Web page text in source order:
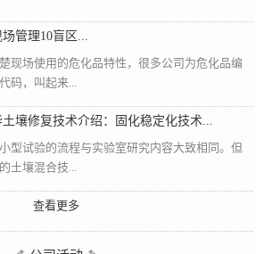
管理10盲区...
现场使用的危化品特性，很多公司为危化品编
码，叫起来...
壤修复技术介绍：固化稳定化技术...
型试验的流程与实验室研究内容大致相同。但
土壤混合技...
查看更多